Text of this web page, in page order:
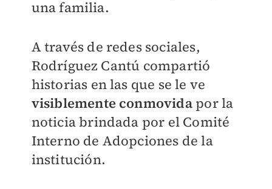
una familia.
A través de redes sociales,
Rodríguez Cantú compartió
historias en las que se le ve
visiblemente conmovidapor la
noticia brindada por el Comité
Interno de Adopciones de la
institución.